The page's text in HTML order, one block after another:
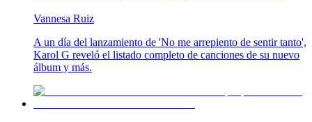
Vannesa Ruiz
A un día del lanzamiento de 'No me arrepiento de sentir tanto',
Karol G reveló el listado completo de canciones de su nuevo
álbum y más.